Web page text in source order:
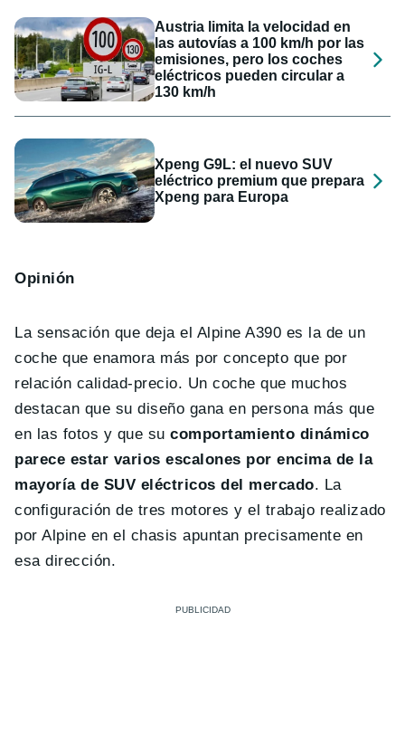
Austria limita la velocidad en
las autovías a 100 km/h por las
emisiones, pero los coches
eléctricos pueden circular a
130 km/h
Xpeng G9L: el nuevo SUV
eléctrico premium que prepara
Xpeng para Europa
Opinión
La sensación que deja el Alpine A390 es la de un
coche que enamora más por concepto que por
relación calidad-precio. Un coche que muchos
destacan que su diseño gana en persona más que
en las fotos y que sucomportamiento dinámico
parece estar varios escalones por encima de la
mayoría de SUV eléctricos del mercado. La
configuración de tres motores y el trabajo realizado
por Alpine en el chasis apuntan precisamente en
esa dirección.